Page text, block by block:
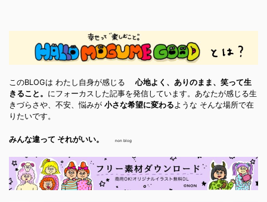
このBLOGは わたし自身が感じる心地よく、ありのまま、笑って生
きること。 にフォーカスした記事を発信しています。あなたが感じる生
きづらさや、不安、悩みが 小さな希望に変わる ような そんな場所で在
りたいです。
みんな違って それがいい。 non blog